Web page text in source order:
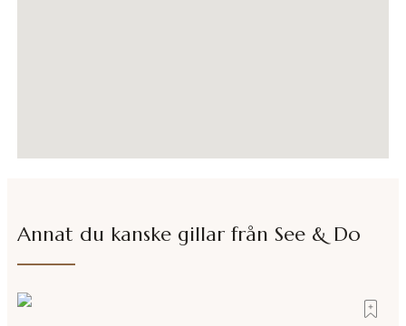
Annat du kanske gillar från See & Do